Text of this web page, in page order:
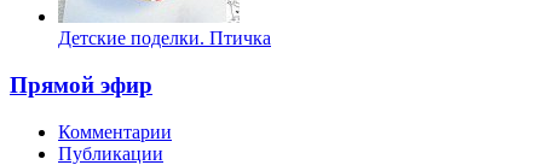
Детские поделки. Птичка
Прямой эфир
Комментарии
Публикации